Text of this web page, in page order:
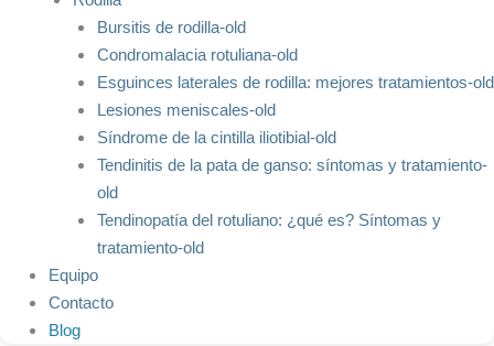
Bursitis de rodilla-old
Condromalacia rotuliana-old
Esguinces laterales de rodilla: mejores tratamientos-old
Lesiones meniscales-old
Síndrome de la cintilla iliotibial-old
Tendinitis de la pata de ganso: síntomas y tratamiento-
old
Tendinopatía del rotuliano: ¿qué es? Síntomas y
tratamiento-old
Equipo
Contacto
Blog